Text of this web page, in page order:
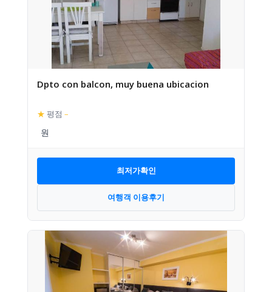
Dpto con balcon, muy buena ubicacion
★ 평점 –
최저가확인
여행객 이용후기